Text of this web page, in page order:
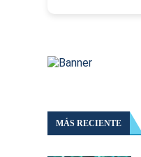
MÁS RECIENTE